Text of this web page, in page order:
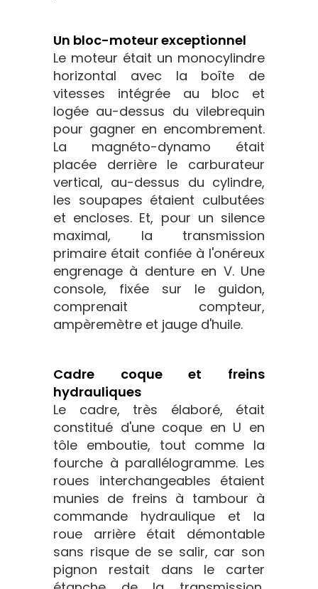
Un bloc-moteur exceptionnel
Le moteur était un monocylindre
horizontal avec la boîte de
vitesses intégrée au bloc et
logée au-dessus du vilebrequin
pour gagner en encombrement.
La magnéto-dynamo était
placée derrière le carburateur
vertical, au-dessus du cylindre,
les soupapes étaient culbutées
et encloses. Et, pour un silence
maximal, la transmission
primaire était confiée à l'onéreux
engrenage à denture en V. Une
console, fixée sur le guidon,
comprenait compteur,
ampèremètre et jauge d'huile.
Cadre coque et freins
hydrauliques
Le cadre, très élaboré, était
constitué d'une coque en U en
tôle emboutie, tout comme la
fourche à parallélogramme. Les
roues interchangeables étaient
munies de freins à tambour à
commande hydraulique et la
roue arrière était démontable
sans risque de se salir, car son
pignon restait dans le carter